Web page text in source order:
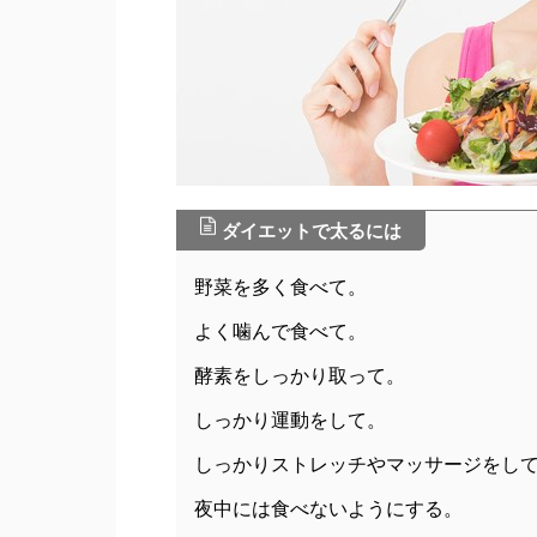
ダイエットで太るには
野菜を多く食べて。
よく噛んで食べて。
酵素をしっかり取って。
しっかり運動をして。
しっかりストレッチやマッサージをし
夜中には食べないようにする。